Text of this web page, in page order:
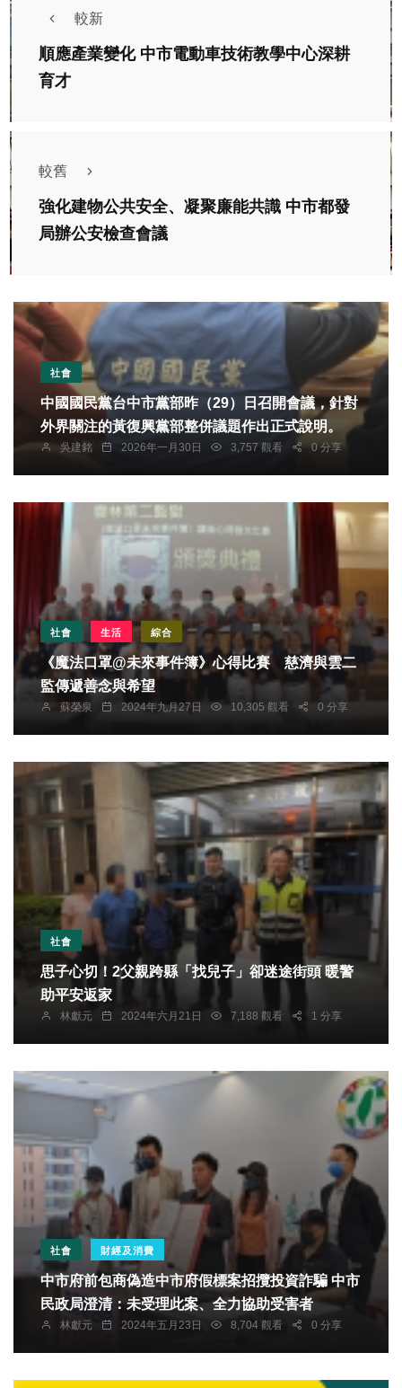
較新
順應產業變化 中市電動車技術教學中心深耕
育才
較舊
強化建物公共安全、凝聚廉能共識 中市都發
局辦公安檢查會議
社會
中國國民黨台中市黨部昨（29）日召開會議，針對
外界關注的黃復興黨部整併議題作出正式說明。
吳建銘 2026年一月30日 3,757 觀看 0 分享
社會 生活 綜合
《魔法口罩@未來事件簿》心得比賽 慈濟與雲二
監傳遞善念與希望
蘇榮泉 2024年九月27日 10,305 觀看 0 分享
社會
思子心切！2父親跨縣「找兒子」卻迷途街頭 暖警
助平安返家
林獻元 2024年六月21日 7,188 觀看 1 分享
社會 財經及消費
中市府前包商偽造中市府假標案招攬投資詐騙 中市
民政局澄清：未受理此案、全力協助受害者
林獻元 2024年五月23日 8,704 觀看 0 分享